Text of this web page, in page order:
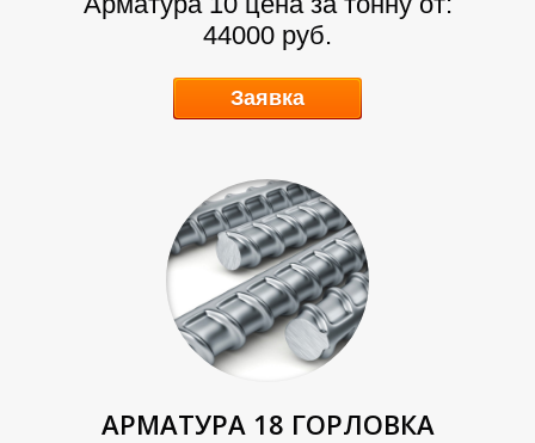
Р
44000 руб.
Заявка
АРМАТУРА 18 ГОРЛОВКА
Р